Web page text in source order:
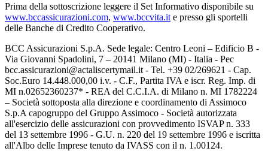
Prima della sottoscrizione leggere il Set Informativo disponibile su
www.bccassicurazioni.com, www.bccvita.it e presso gli sportelli
delle Banche di Credito Cooperativo.
BCC Assicurazioni S.p.A. Sede legale: Centro Leoni – Edificio B -
Via Giovanni Spadolini, 7 – 20141 Milano (MI) - Italia - Pec
bcc.assicurazioni@actaliscertymail.it - Tel. +39 02/269621 - Cap.
Soc.Euro 14.448.000,00 i.v. - C.F., Partita IVA e iscr. Reg. Imp. di
MI n.02652360237* - REA del C.C.I.A. di Milano n. MI 1782224
– Società sottoposta alla direzione e coordinamento di Assimoco
S.p.A capogruppo del Gruppo Assimoco - Società autorizzata
all'esercizio delle assicurazioni con provvedimento ISVAP n. 333
del 13 settembre 1996 - G.U. n. 220 del 19 settembre 1996 e iscritta
all'Albo delle Imprese tenuto da IVASS con il n. 1.00124.